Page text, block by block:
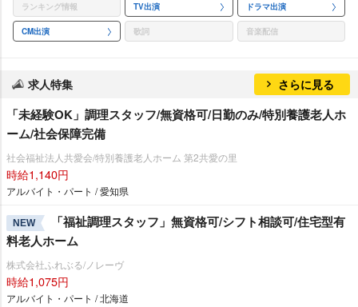
ランキング情報 TV出演 ドラマ出演
CM出演 歌詞 音楽配信
求人特集 さらに見る
「未経験OK」調理スタッフ/無資格可/日勤のみ/特別養護老人ホ
ーム/社会保障完備
社会福祉法人共愛会/特別養護老人ホーム 第2共愛の里
時給1,140円
アルバイト・パート / 愛知県
NEW
「福祉調理スタッフ」無資格可/シフト相談可/住宅型有
料老人ホーム
株式会社ふれぶる/ノレーヴ
時給1,075円
アルバイト・パート / 北海道